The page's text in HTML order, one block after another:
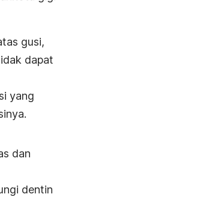
gusi,
dapat
yang
dan
dentin